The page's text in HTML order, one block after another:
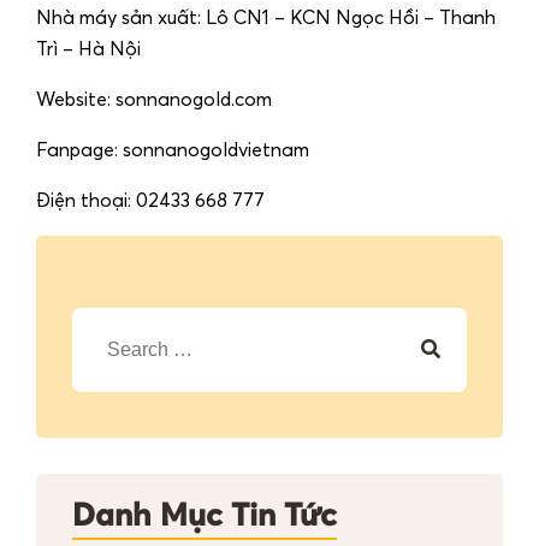
Nhà máy sản xuất: Lô CN1 – KCN Ngọc Hồi – Thanh
Trì – Hà Nội
Website: sonnanogold.com
Fanpage: sonnanogoldvietnam
Điện thoại: 02433 668 777
T
k
ế
h
o
Danh Mục Tin Tức